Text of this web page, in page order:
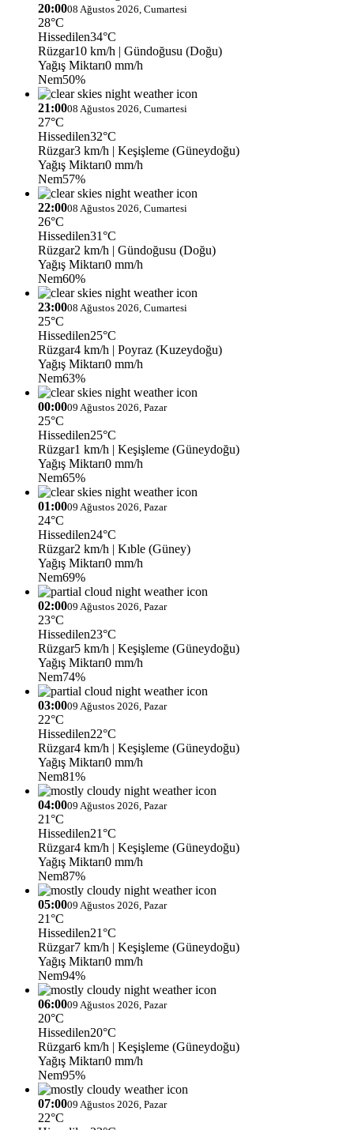
20:0008 Ağustos 2026, Cumartesi
28°C
Hissedilen34°C
Rüzgar10 km/h | Gündoğusu (Doğu)
Yağış Miktarı0 mm/h
Nem50%
21:0008 Ağustos 2026, Cumartesi
27°C
Hissedilen32°C
Rüzgar3 km/h | Keşişleme (Güneydoğu)
Yağış Miktarı0 mm/h
Nem57%
22:0008 Ağustos 2026, Cumartesi
26°C
Hissedilen31°C
Rüzgar2 km/h | Gündoğusu (Doğu)
Yağış Miktarı0 mm/h
Nem60%
23:0008 Ağustos 2026, Cumartesi
25°C
Hissedilen25°C
Rüzgar4 km/h | Poyraz (Kuzeydoğu)
Yağış Miktarı0 mm/h
Nem63%
00:0009 Ağustos 2026, Pazar
25°C
Hissedilen25°C
Rüzgar1 km/h | Keşişleme (Güneydoğu)
Yağış Miktarı0 mm/h
Nem65%
01:0009 Ağustos 2026, Pazar
24°C
Hissedilen24°C
Rüzgar2 km/h | Kıble (Güney)
Yağış Miktarı0 mm/h
Nem69%
02:0009 Ağustos 2026, Pazar
23°C
Hissedilen23°C
Rüzgar5 km/h | Keşişleme (Güneydoğu)
Yağış Miktarı0 mm/h
Nem74%
03:0009 Ağustos 2026, Pazar
22°C
Hissedilen22°C
Rüzgar4 km/h | Keşişleme (Güneydoğu)
Yağış Miktarı0 mm/h
Nem81%
04:0009 Ağustos 2026, Pazar
21°C
Hissedilen21°C
Rüzgar4 km/h | Keşişleme (Güneydoğu)
Yağış Miktarı0 mm/h
Nem87%
05:0009 Ağustos 2026, Pazar
21°C
Hissedilen21°C
Rüzgar7 km/h | Keşişleme (Güneydoğu)
Yağış Miktarı0 mm/h
Nem94%
06:0009 Ağustos 2026, Pazar
20°C
Hissedilen20°C
Rüzgar6 km/h | Keşişleme (Güneydoğu)
Yağış Miktarı0 mm/h
Nem95%
07:0009 Ağustos 2026, Pazar
22°C